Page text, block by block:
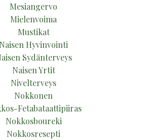
Mesiangervo
Mielenvoima
Mustikat
Naisen Hyvinvointi
Sydänterveys
Naisen Yrtit
Nivelterveys
Nokkonen
Fetabataattipiiras
Nokkosboureki
Nokkosresepti